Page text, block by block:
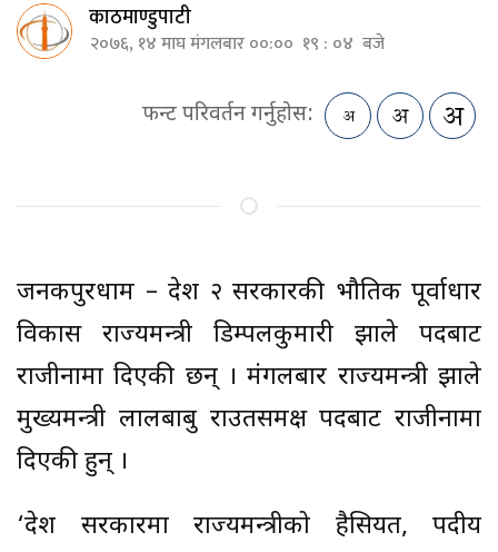
काठमाण्डुपाटी
२०७६, १४ माघ मंगलबार ००:०० १९ : ०४ बजे
फन्ट परिवर्तन गर्नुहोस:
जनकपुरधाम – प्रदेश २ सरकारकी भौतिक पूर्वाधार
विकास राज्यमन्त्री डिम्पलकुमारी झाले पदबाट
राजीनामा दिएकी छन् । मंगलबार राज्यमन्त्री झाले
मुख्यमन्त्री लालबाबु राउतसमक्ष पदबाट राजीनामा
दिएकी हुन् ।
‘प्रदेश सरकारमा राज्यमन्त्रीको हैसियत, पदीय